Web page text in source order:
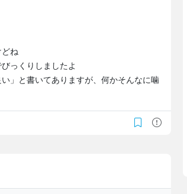
ね
っくりしましたよ
」と書いてありますが、何かそんなに噛